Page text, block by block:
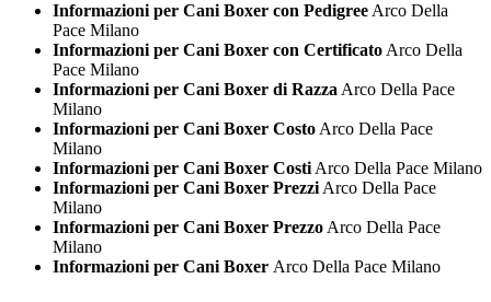
Informazioni per Cani Boxer con PedigreeArco Della
Pace Milano
Informazioni per Cani Boxer con CertificatoArco Della
Pace Milano
Informazioni per Cani Boxer di RazzaArco Della Pace
Milano
Informazioni per Cani Boxer CostoArco Della Pace
Milano
Informazioni per Cani Boxer CostiArco Della Pace Milano
Informazioni per Cani Boxer PrezziArco Della Pace
Milano
Informazioni per Cani Boxer PrezzoArco Della Pace
Milano
Informazioni per Cani Boxer Arco Della Pace Milano